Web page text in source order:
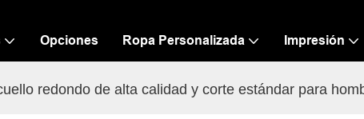
Opciones Ropa Personalizada Impresión
redondo de alta calidad y corte estándar para